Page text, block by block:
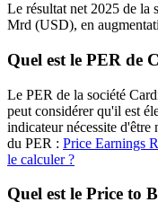
Le résultat net 2025 de la
Mrd (USD), en
Quel est le PER de
Le PER de la société
peut considérer qu'il est
indicateur nécessite
du PER : Price Earnings
le calculer ?
Quel est le Price to